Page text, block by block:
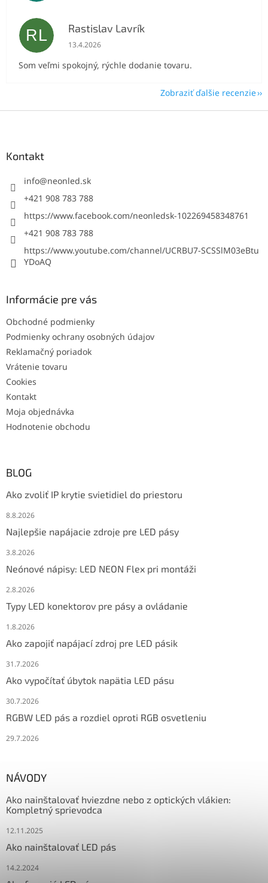
RL Rastislav Lavrík
Hodnotenie obchodu je 5 z 5 hviezdičiek.
13.4.2026
Som veľmi spokojný, rýchle dodanie tovaru.
Zobraziť ďalšie recenzie
Kontakt
info@neonled.sk
+421 908 783 788
https://www.facebook.com/neonledsk-102269458348761
+421 908 783 788
https://www.youtube.com/channel/UCRBU7-SCSSlM03eBtu
YDoAQ
Informácie pre vás
Obchodné podmienky
Podmienky ochrany osobných údajov
Reklamačný poriadok
Vrátenie tovaru
Cookies
Kontakt
Moja objednávka
Hodnotenie obchodu
BLOG
Ako zvoliť IP krytie svietidiel do priestoru
8.8.2026
Najlepšie napájacie zdroje pre LED pásy
3.8.2026
Neónové nápisy: LED NEON Flex pri montáži
2.8.2026
Typy LED konektorov pre pásy a ovládanie
1.8.2026
Ako zapojiť napájací zdroj pre LED pásik
31.7.2026
Ako vypočítať úbytok napätia LED pásu
30.7.2026
RGBW LED pás a rozdiel oproti RGB osvetleniu
29.7.2026
NÁVODY
Ako nainštalovať hviezdne nebo z optických vlákien:
Kompletný sprievodca
12.11.2025
Ako nainštalovať LED pás
14.2.2024